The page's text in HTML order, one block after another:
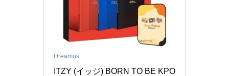
Dreamus
ITZY (イッジ) BORN TO BE KPO